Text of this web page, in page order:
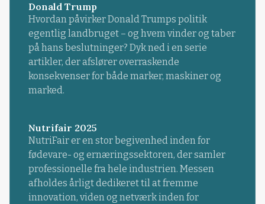
Donald Trump
Hvordan påvirker Donald Trumps politik
egentlig landbruget – og hvem vinder og taber
på hans beslutninger? Dyk ned i en serie
artikler, der afslører overraskende
konsekvenser for både marker, maskiner og
marked.
Nutrifair 2025
NutriFair er en stor begivenhed inden for
fødevare- og ernæringssektoren, der samler
professionelle fra hele industrien. Messen
afholdes årligt dedikeret til at fremme
innovation, viden og netværk inden for